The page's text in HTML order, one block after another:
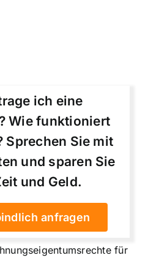
ich eine
Wie funktioniert
Sprechen Sie mit
und sparen Sie
und Geld.
anfragen
für